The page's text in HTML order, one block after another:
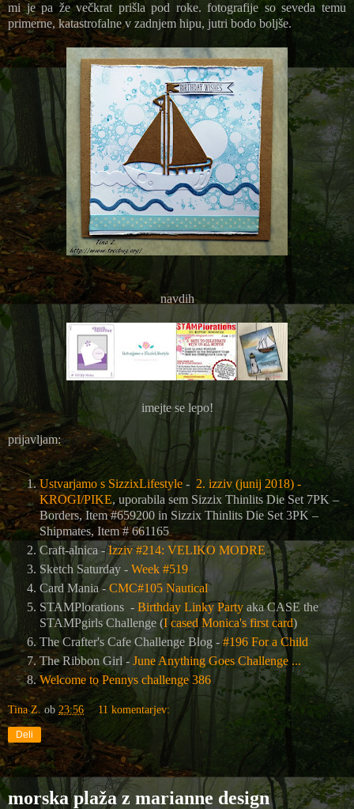
mi je pa že večkrat prišla pod roke. fotografije so seveda temu
primerne, katastrofalne v zadnjem hipu, jutri bodo boljše.
navdih
imejte se lepo!
prijavljam:
Ustvarjamo s SizzixLifestyle - 2. izziv (junij 2018) -
KROGI/PIKE, uporabila sem Sizzix Thinlits Die Set 7PK –
Borders, Item #659200 in Sizzix Thinlits Die Set 3PK –
Shipmates, Item # 661165
Craft-alnica -Izziv #214: VELIKO MODRE
Sketch Saturday - Week #519
Card Mania - CMC#105 Nautical
STAMPlorations - Birthday Linky Party aka CASE the
STAMPgirls Challenge (I cased Monica's first card)
The Crafter's Cafe Challenge Blog -#196 For a Child
The Ribbon Girl - June Anything Goes Challenge ...
Welcome to Pennys challenge 386
Tina Z. ob23:56 11 komentarjev:
Deli
morska plaža z marianne design